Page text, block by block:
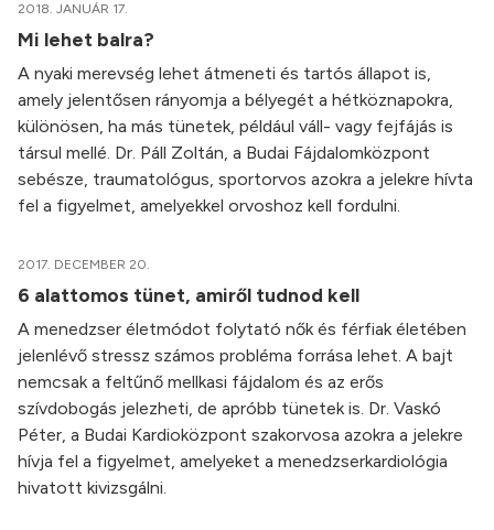
2018. JANUÁR 17.
Mi lehet balra?
A nyaki merevség lehet átmeneti és tartós állapot is,
amely jelentősen rányomja a bélyegét a hétköznapokra,
különösen, ha más tünetek, például váll- vagy fejfájás is
társul mellé. Dr. Páll Zoltán, a Budai Fájdalomközpont
sebésze, traumatológus, sportorvos azokra a jelekre hívta
fel a figyelmet, amelyekkel orvoshoz kell fordulni.
2017. DECEMBER 20.
6 alattomos tünet, amiről tudnod kell
A menedzser életmódot folytató nők és férfiak életében
jelenlévő stressz számos probléma forrása lehet. A bajt
nemcsak a feltűnő mellkasi fájdalom és az erős
szívdobogás jelezheti, de apróbb tünetek is. Dr. Vaskó
Péter, a Budai Kardioközpont szakorvosa azokra a jelekre
hívja fel a figyelmet, amelyeket a menedzserkardiológia
hivatott kivizsgálni.